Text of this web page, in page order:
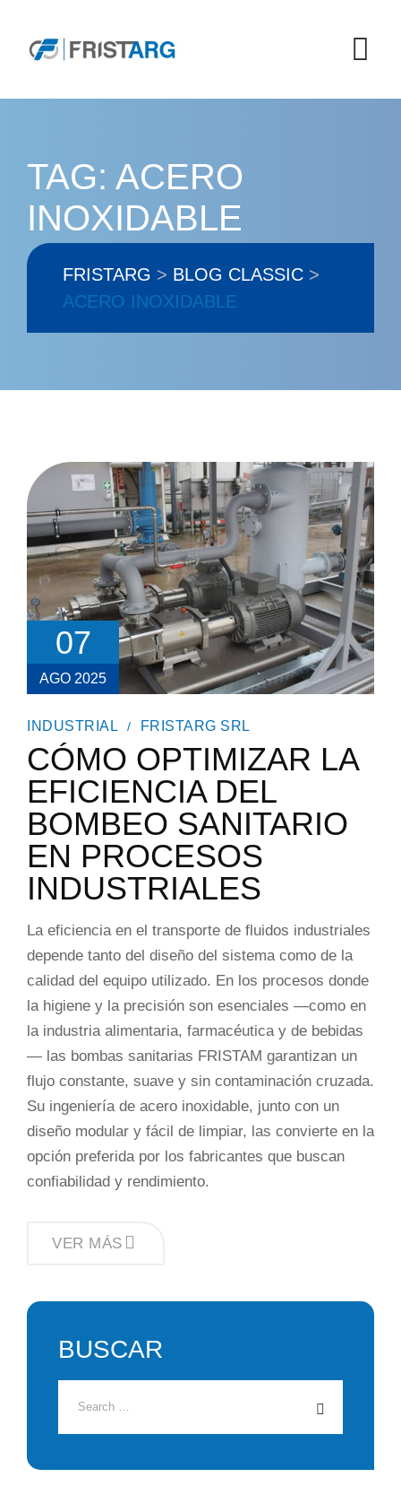
content
TAG: ACERO
INOXIDABLE
FRISTARG > BLOG CLASSIC >
ACERO INOXIDABLE
07
AGO 2025
INDUSTRIAL FRISTARG SRL
CÓMO OPTIMIZAR LA
EFICIENCIA DEL
BOMBEO SANITARIO
EN PROCESOS
INDUSTRIALES
La eficiencia en el transporte de fluidos industriales
depende tanto del diseño del sistema como de la
calidad del equipo utilizado. En los procesos donde
la higiene y la precisión son esenciales —como en
la industria alimentaria, farmacéutica y de bebidas
— las bombas sanitarias FRISTAM garantizan un
flujo constante, suave y sin contaminación cruzada.
Su ingeniería de acero inoxidable, junto con un
diseño modular y fácil de limpiar, las convierte en la
opción preferida por los fabricantes que buscan
confiabilidad y rendimiento.
VER MÁSCÓMO
DEL
EN
PROCESOS
BUSCAR